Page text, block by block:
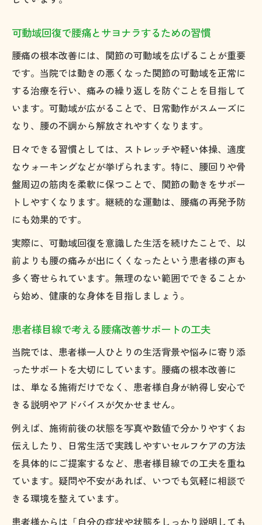
可動域回復で腰痛とサヨナラするための習慣
腰痛の根本改善には、関節の可動域を広げることが重要
です。当院では動きの悪くなった関節の可動域を正常に
する治療を行い、痛みの繰り返しを防ぐことを目指して
います。可動域が広がることで、日常動作がスムーズに
なり、腰の不調から解放されやすくなります。
日々できる習慣としては、ストレッチや軽い体操、適度
なウォーキングなどが挙げられます。特に、腰回りや骨
盤周辺の筋肉を柔軟に保つことで、関節の動きをサポー
トしやすくなります。継続的な運動は、腰痛の再発予防
にも効果的です。
実際に、可動域回復を意識した生活を続けたことで、以
前よりも腰の痛みが出にくくなったという患者様の声も
多く寄せられています。無理のない範囲でできることか
ら始め、健康的な身体を目指しましょう。
患者様目線で考える腰痛改善サポートの工夫
当院では、患者様一人ひとりの生活背景や悩みに寄り添
ったサポートを大切にしています。腰痛の根本改善に
は、単なる施術だけでなく、患者様自身が納得し安心で
きる説明やアドバイスが欠かせません。
例えば、施術前後の状態を写真や数値で分かりやすくお
伝えしたり、日常生活で実践しやすいセルフケアの方法
を具体的にご提案するなど、患者様目線での工夫を重ね
ています。疑問や不安があれば、いつでも気軽に相談で
きる環境を整えています。
患者様からは「自分の症状や状態をしっかり説明しても